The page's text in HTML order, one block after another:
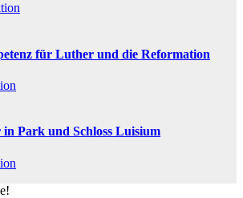
für Luther und die Reformation
Park und Schloss Luisium